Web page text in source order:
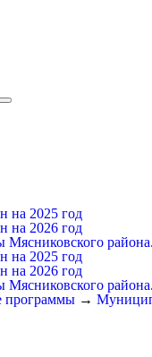
на 2025 год
на 2026 год
на 2025 год
на 2026 год
программы →